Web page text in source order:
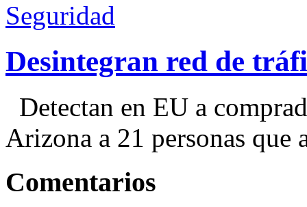
Seguridad
Desintegran red de
Detectan en EU a
Arizona a 21 personas que
Comentarios